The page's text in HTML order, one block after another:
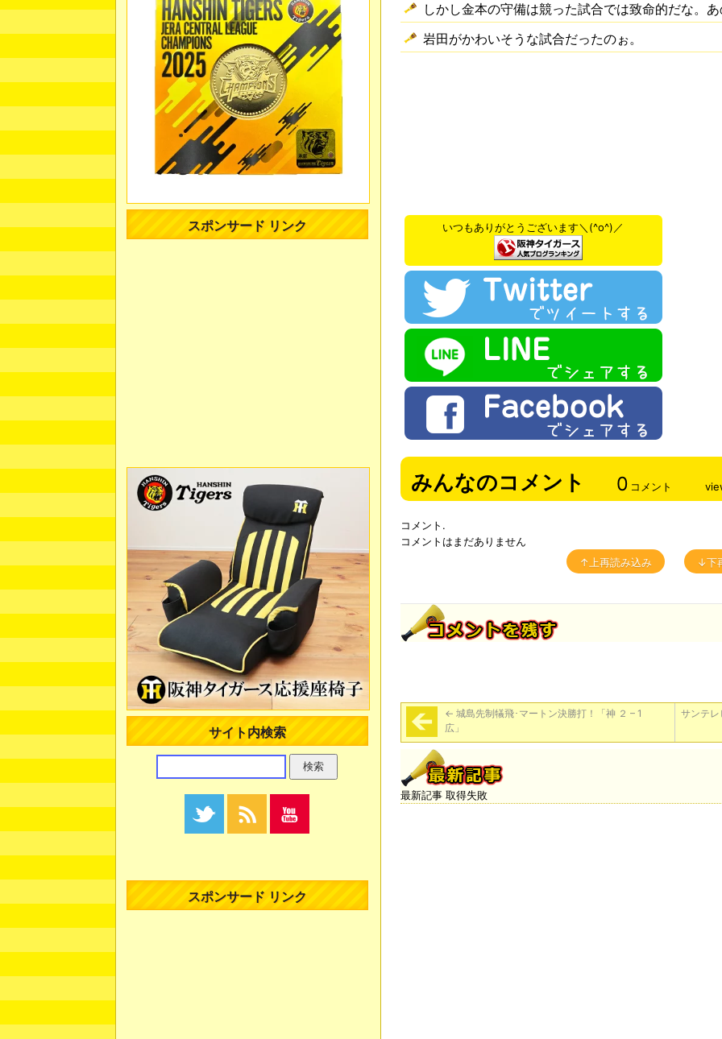
しかし金本の守備は競った試合では致命的だな。
岩田がかわいそうな試合だったのぉ。
いつもありがとうございます＼(^o^)／
みんなのコメント 0 コメント
コメント.
コメントはまだありません
↑上再読み込み
↓下
← 城島先制犠飛･マートン決勝打！「神 ２ – 1
広」
サンテ
最新記事 取得失敗
スポンサード リンク
サイト内検索
スポンサード リンク